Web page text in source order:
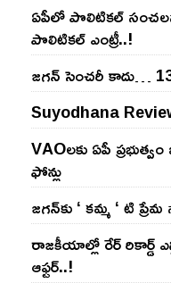
ఏపీలో పొలిటిక‌ల్
పొలిటికల్ ఎంట్రీ..!
జ‌గ‌న్ సెంచ‌రీ కాదు…
Suyodhana
VAOల‌కు ఏపీ
ఫోన్లు
జ‌గ‌న్‌కు ‘ క‌మ్మ ‘ టి
రాజ‌కీయాల్లో రేర్ రికార్డ్
ఆఫ్ట‌ర్‌..!